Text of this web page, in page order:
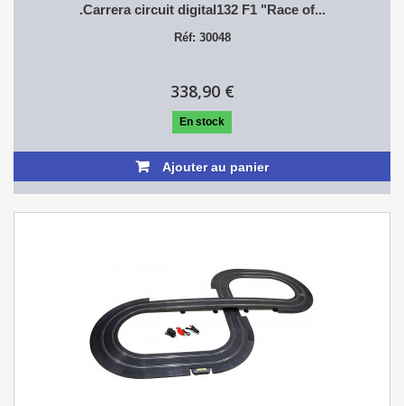
.Carrera circuit digital132 F1 "Race of...
Réf: 30048
338,90 €
En stock
Ajouter au panier